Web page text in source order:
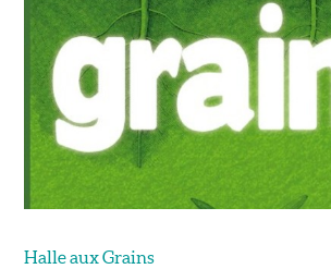
Halle aux Grains